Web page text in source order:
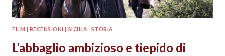
FILM RECENSIONI SICILIA STORIA
L’abbaglio ambizioso e tiepido di